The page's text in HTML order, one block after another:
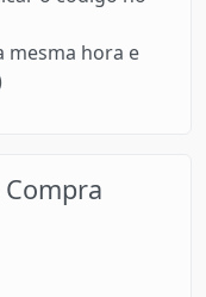
mesma hora e